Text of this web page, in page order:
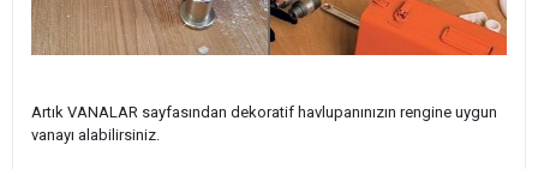
Artık VANALAR sayfasından dekoratif havlupanınızın rengine uygun
vanayı alabilirsiniz.